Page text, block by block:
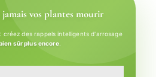
vos plantes mourir
créez des rappels intelligents d'arrosage
sûr plus encore.